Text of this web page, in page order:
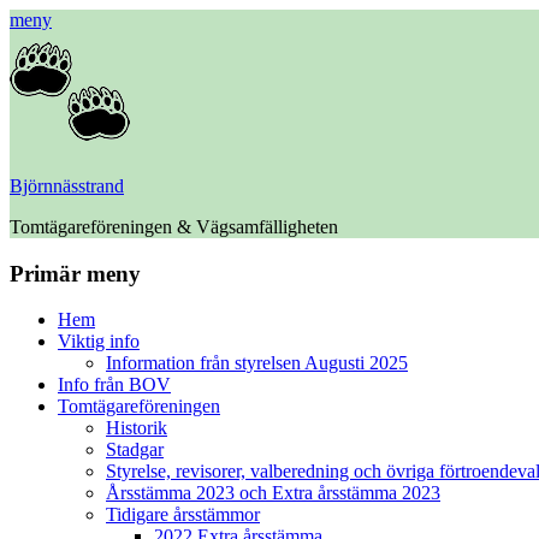
meny
Björnnässtrand
Tomtägareföreningen & Vägsamfälligheten
Facebook
Primär meny
HoppaHem
Viktig info
Information från styrelsen Augusti 2025
Info från BOV
Tomtägareföreningen
Historik
Stadgar
Styrelse, revisorer, valberedning och övriga
Årsstämma 2023 och Extra årsstämma 2023
Tidigare årsstämmor